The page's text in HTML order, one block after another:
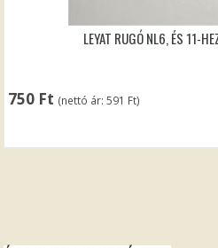
LEYAT RUGÓ NL6, ÉS 11-
750 Ft (nettó ár:591 Ft)